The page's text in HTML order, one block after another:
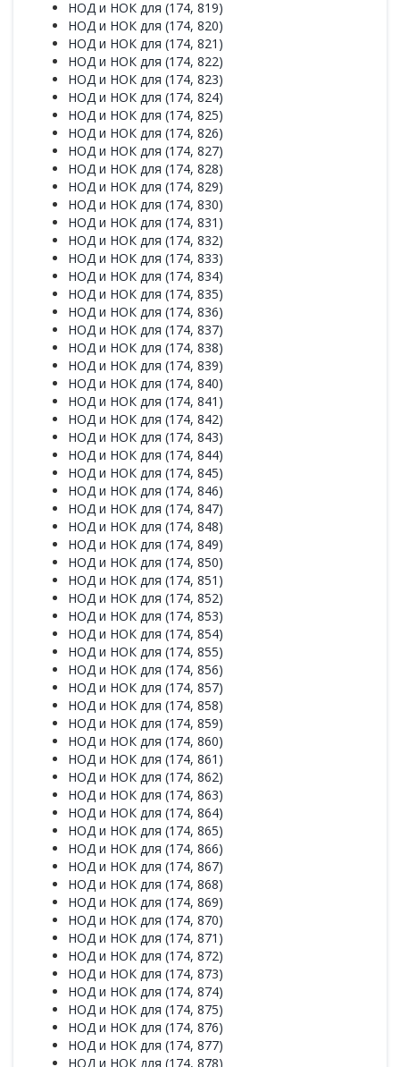
НОД и НОК для (174, 819)
НОД и НОК для (174, 820)
НОД и НОК для (174, 821)
НОД и НОК для (174, 822)
НОД и НОК для (174, 823)
НОД и НОК для (174, 824)
НОД и НОК для (174, 825)
НОД и НОК для (174, 826)
НОД и НОК для (174, 827)
НОД и НОК для (174, 828)
НОД и НОК для (174, 829)
НОД и НОК для (174, 830)
НОД и НОК для (174, 831)
НОД и НОК для (174, 832)
НОД и НОК для (174, 833)
НОД и НОК для (174, 834)
НОД и НОК для (174, 835)
НОД и НОК для (174, 836)
НОД и НОК для (174, 837)
НОД и НОК для (174, 838)
НОД и НОК для (174, 839)
НОД и НОК для (174, 840)
НОД и НОК для (174, 841)
НОД и НОК для (174, 842)
НОД и НОК для (174, 843)
НОД и НОК для (174, 844)
НОД и НОК для (174, 845)
НОД и НОК для (174, 846)
НОД и НОК для (174, 847)
НОД и НОК для (174, 848)
НОД и НОК для (174, 849)
НОД и НОК для (174, 850)
НОД и НОК для (174, 851)
НОД и НОК для (174, 852)
НОД и НОК для (174, 853)
НОД и НОК для (174, 854)
НОД и НОК для (174, 855)
НОД и НОК для (174, 856)
НОД и НОК для (174, 857)
НОД и НОК для (174, 858)
НОД и НОК для (174, 859)
НОД и НОК для (174, 860)
НОД и НОК для (174, 861)
НОД и НОК для (174, 862)
НОД и НОК для (174, 863)
НОД и НОК для (174, 864)
НОД и НОК для (174, 865)
НОД и НОК для (174, 866)
НОД и НОК для (174, 867)
НОД и НОК для (174, 868)
НОД и НОК для (174, 869)
НОД и НОК для (174, 870)
НОД и НОК для (174, 871)
НОД и НОК для (174, 872)
НОД и НОК для (174, 873)
НОД и НОК для (174, 874)
НОД и НОК для (174, 875)
НОД и НОК для (174, 876)
НОД и НОК для (174, 877)
НОД и НОК для (174, 878)